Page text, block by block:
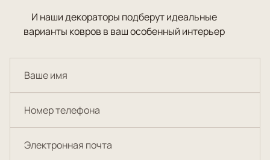
И наши декораторы подберут идеальные
варианты ковров в ваш особенный интерьер